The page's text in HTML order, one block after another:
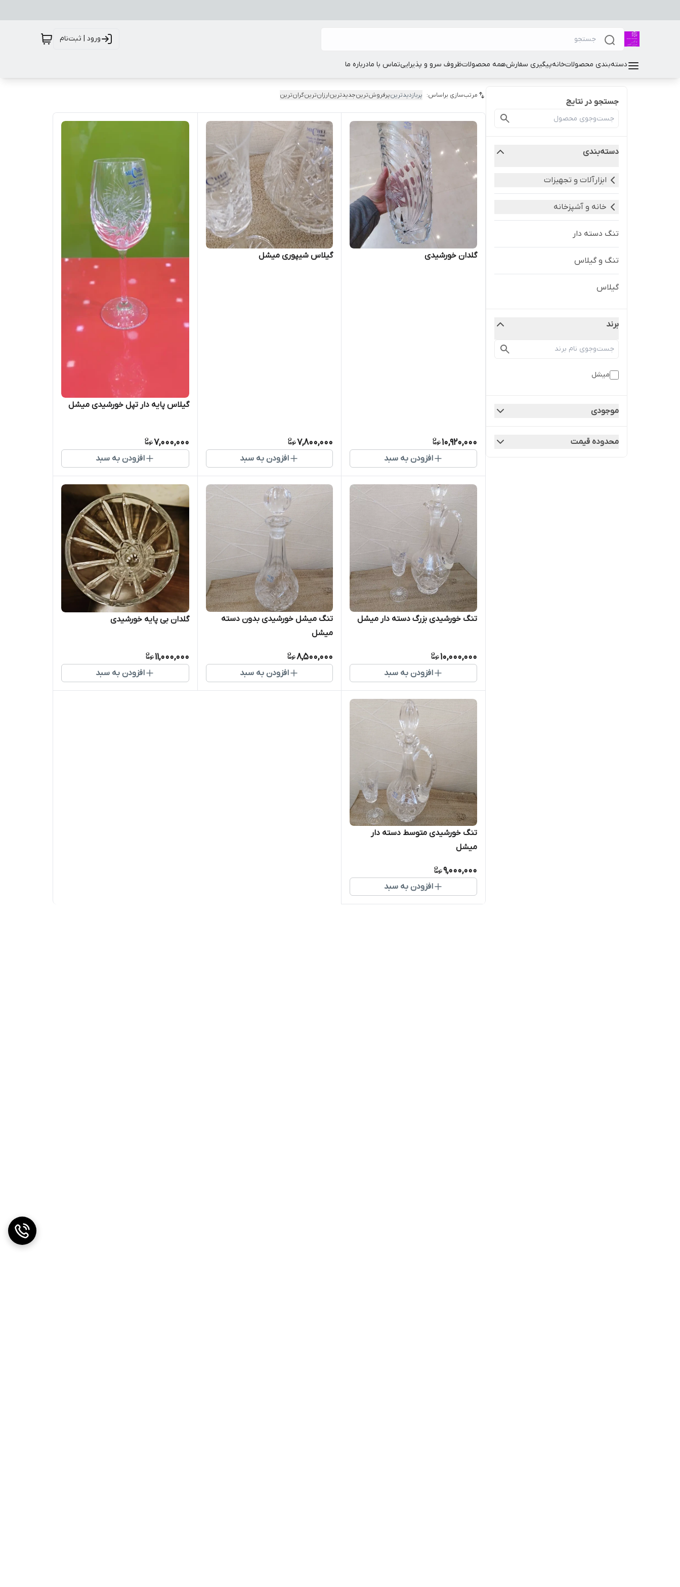
ورود | ثبت‌نام
دسته‌بندی محصولاتخانهپیگیری سفارشهمه محصولاتظروف سرو و پذیراییتماس با مادرباره ما
جستجو در نتایج
دسته‌بندی
ابزارآلات و تجهیزات
خانه و آشپزخانه
تنگ دسته دار
تنگ و گیلاس
گیلاس
برند
میشل
موجودی
محدوده قیمت
مرتب‌سازی براساس: پربازدیدترینپرفروش‌ترینجدیدترینارزان‌ترینگران‌ترین
گلدان خورشیدی
10,920,000
افزودن به سبد
گیلاس شیپوری میشل
7,800,000
افزودن به سبد
گیلاس پایه دار تپل خورشیدی میشل
7,000,000
افزودن به سبد
تنگ خورشیدی بزرگ دسته دار میشل
10,000,000
افزودن به سبد
تنگ میشل خورشیدی بدون دسته
میشل
8,500,000
افزودن به سبد
گلدان بی پایه خورشیدی
11,000,000
افزودن به سبد
تنگ خورشیدی متوسط دسته دار
میشل
9,000,000
افزودن به سبد